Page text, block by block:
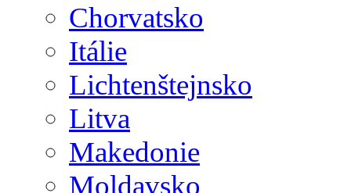
Chorvatsko
Itálie
Lichtenštejnsko
Litva
Makedonie
Moldavsko